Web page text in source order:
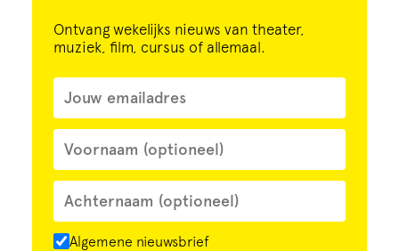
Ontvang wekelijks nieuws van theater,
muziek, film, cursus of allemaal.
Algemene nieuwsbrief